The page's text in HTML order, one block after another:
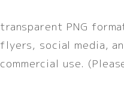
PNG
flyers, social media,
use.